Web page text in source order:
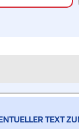
TEXT